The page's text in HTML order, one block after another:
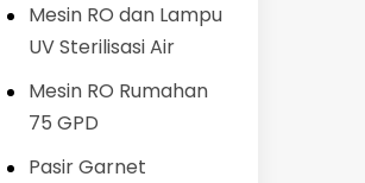
Mesin RO dan Lampu
UV Sterilisasi Air
Mesin RO Rumahan
75 GPD
Pasir Garnet